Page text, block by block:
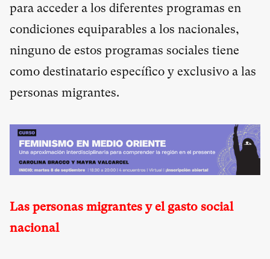
para acceder a los diferentes programas en
condiciones equiparables a los nacionales,
ninguno de estos programas sociales tiene
como destinatario específico y exclusivo a las
personas migrantes.
Las personas migrantes y el gasto social
nacional